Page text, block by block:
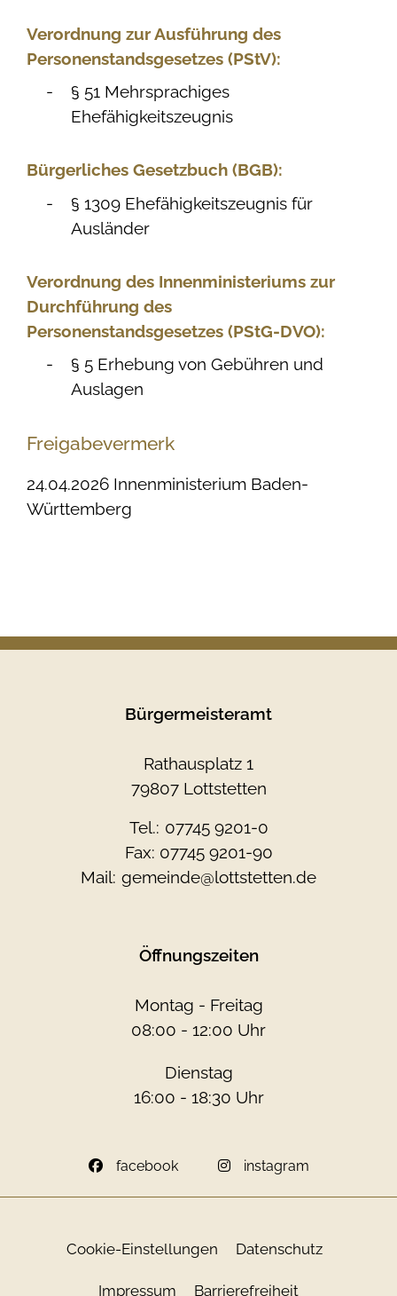
Verordnung zur Ausführung des
Personenstandsgesetzes (PStV):
§ 51 Mehrsprachiges
Ehefähigkeitszeugnis
Bürgerliches Gesetzbuch (BGB):
§ 1309 Ehefähigkeitszeugnis für
Ausländer
Verordnung des Innenministeriums zur
Durchführung des
Personenstandsgesetzes (PStG-DVO):
§ 5 Erhebung von Gebühren und
Auslagen
Freigabevermerk
24.04.2026 Innenministerium Baden-
Württemberg
Bürgermeisteramt
Rathausplatz 1
79807 Lottstetten
Tel.: 07745 9201-0
Fax: 07745 9201-90
Mail: gemeinde@lottstetten.de
Öffnungszeiten
Montag - Freitag
08:00 - 12:00 Uhr
Dienstag
16:00 - 18:30 Uhr
facebook instagram
Cookie-Einstellungen Datenschutz
Impressum Barrierefreiheit